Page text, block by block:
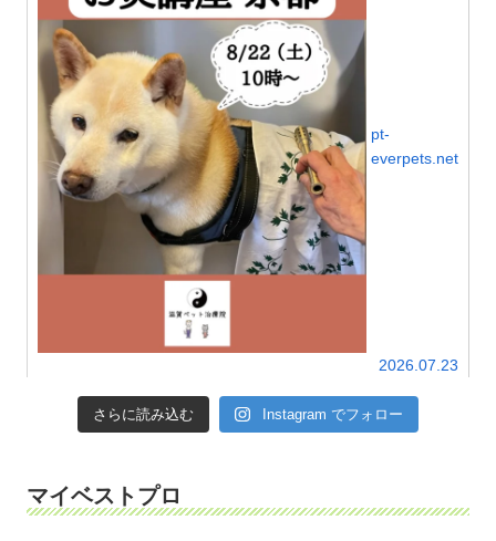
pt-
everpets.net
2026.07.23
さらに読み込む Instagram でフォロー
マイベストプロ